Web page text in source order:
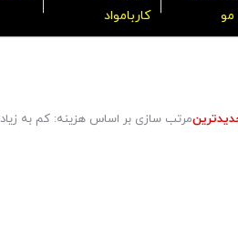
مو
کاربامواد
مرتب سازی بر اساس هزینه: کم به زیاد